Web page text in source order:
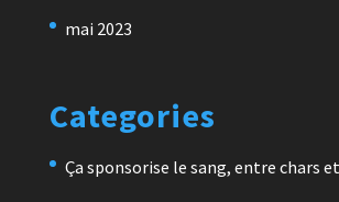
mai 2023
Categories
Ça sponsorise le sang, entre chars